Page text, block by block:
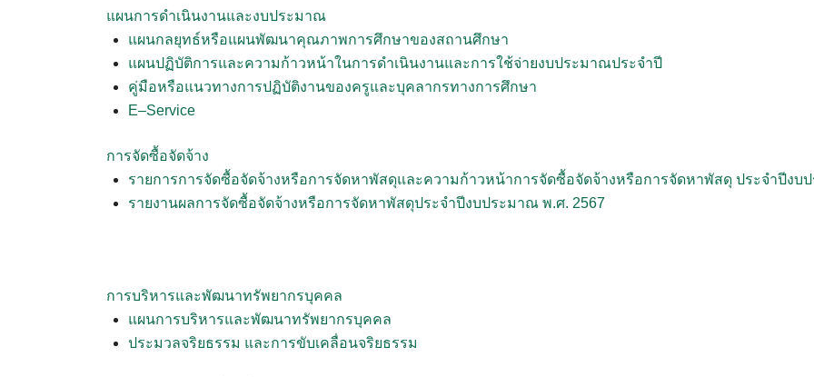
แผนการดำเนินงานและงบประมาณ
แผนกลยุทธ์หรือแผนพัฒนาคุณภาพการศึกษาของสถานศึกษา
แผนปฏิบัติการและความก้าวหน้าในการดำเนินงานและการใช้จ่ายงบประมาณประจำปี
คู่มือหรือแนวทางการปฏิบัติงานของครูและบุคลากรทางการศึกษา
E–Service
การจัดซื้อจัดจ้าง
รายการการจัดซื้อจัดจ้างหรือการจัดหาพัสดุและความก้าวหน้าการจัดซื้อจัดจ้างหรือการจัดหาพัสดุ ประจำปีงบ
รายงานผลการจัดซื้อจัดจ้างหรือการจัดหาพัสดุประจำปีงบประมาณ พ.ศ. 2567
การบริหารและพัฒนาทรัพยากรบุคคล
แผนการบริหารและพัฒนาทรัพยากรบุคคล
ประมวลจริยธรรม และการขับเคลื่อนจริยธรรม